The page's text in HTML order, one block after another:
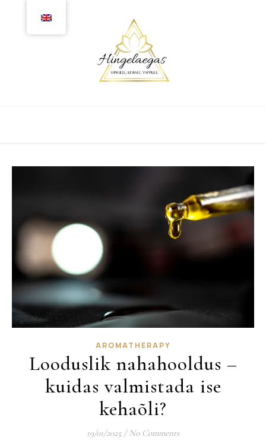
AROMATHERAPY
Looduslik nahahooldus –
kuidas valmistada ise
kehaõli?
19/01/2025 / No Comments